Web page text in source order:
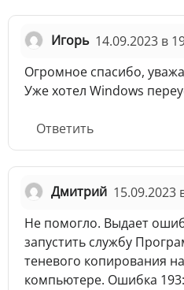
Игорь 14.09.2023 в
Огромное спасибо,
Уже хотел Windows
Ответить
Дмитрий 15.09.2023
Не помогло. Выдает
запустить службу
теневого копирования
компьютере. Ошибка